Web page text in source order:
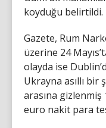
koyduğu belirtildi.
Gazete, Rum
üzerine 24
olayda ise
Ukrayna asıllı bir
arasına gizlenmiş
euro nakit para